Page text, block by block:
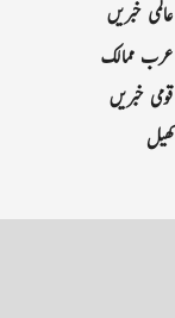
عالمی خبریں
عرب ممالک
قومی خبریں
کھیل